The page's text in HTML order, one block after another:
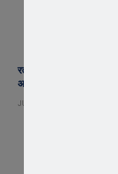
रतलाम जिले में अब तक 237
अधिक 10 मिमी बारिश
JULY 22, 2026